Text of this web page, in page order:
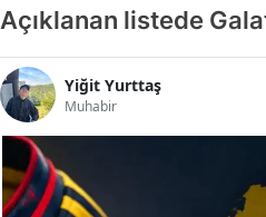
Açıklanan listede
Yiğit Yurttaş
Muhabir